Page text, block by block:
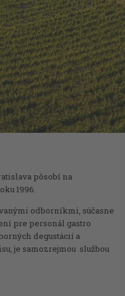
pôsobí na
1996.
odborníkmi, súčasne
pre personál gastro
degustácií a
je samozrejmou službou